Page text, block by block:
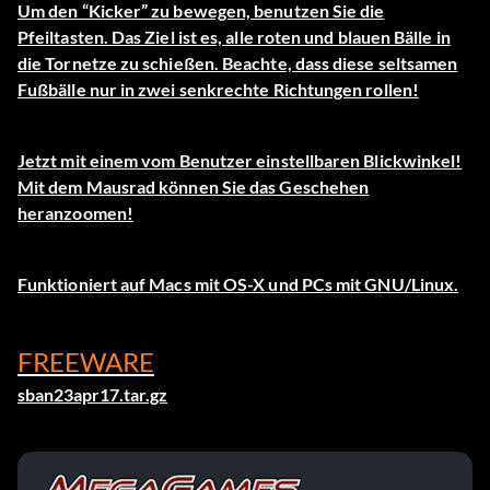
Um den “Kicker” zu bewegen, benutzen Sie die
Pfeiltasten. Das Ziel ist es, alle roten und blauen Bälle in
die Tornetze zu schießen. Beachte, dass diese seltsamen
Fußbälle nur in zwei senkrechte Richtungen rollen!
Jetzt mit einem vom Benutzer einstellbaren Blickwinkel!
Mit dem Mausrad können Sie das Geschehen
heranzoomen!
Funktioniert auf Macs mit OS-X und PCs mit GNU/Linux.
FREEWARE
sban23apr17.tar.gz